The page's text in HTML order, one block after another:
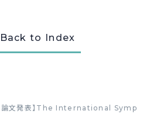
Back to Index
論文発表】The International Symp